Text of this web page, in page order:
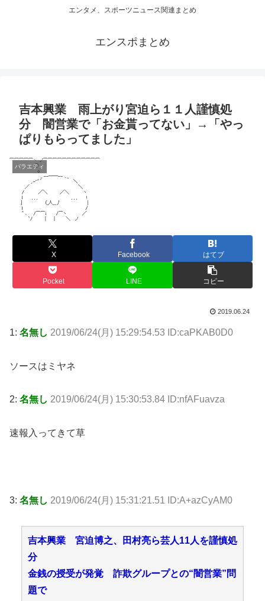
エンタメ、スポーツニュース関連まとめ
エンスポまとめ
吉本興業 雨上がり宮迫ら１１人謹慎処
分 闇営業で「お金貰ってない」→「やっ
ぱりもらってました」
バラエティ
X Facebook はてブ
Pocket LINE コピー
2019.06.24
1: 名無し 2019/06/24(月) 15:29:54.53 ID:caPKAB0D0
ソースはミヤネ
2: 名無し 2019/06/24(月) 15:30:53.84 ID:nfAFuavza
速報入ってきて草
3: 名無し 2019/06/24(月) 15:31:21.51 ID:A+azCyAM0
吉本興業 宮迫博之、田村亮ら芸人11人を謹慎処
分
金銭の授受が発覚 詐欺グループとの“闇営業”問
題で